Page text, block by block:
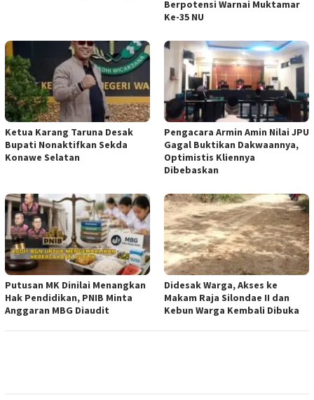
Berpotensi Warnai Muktamar
Ke-35 NU
Ketua ‎Karang Taruna Desak
Bupati Nonaktifkan Sekda
Konawe Selatan
‎Pengacara Armin Amin Nilai JPU
Gagal Buktikan Dakwaannya,
Optimistis Kliennya
Dibebaskan
Putusan MK Dinilai Menangkan
Hak Pendidikan, PNIB Minta
Anggaran MBG Diaudit
Didesak Warga, Akses ke
Makam Raja Silondae II dan
Kebun Warga Kembali Dibuka